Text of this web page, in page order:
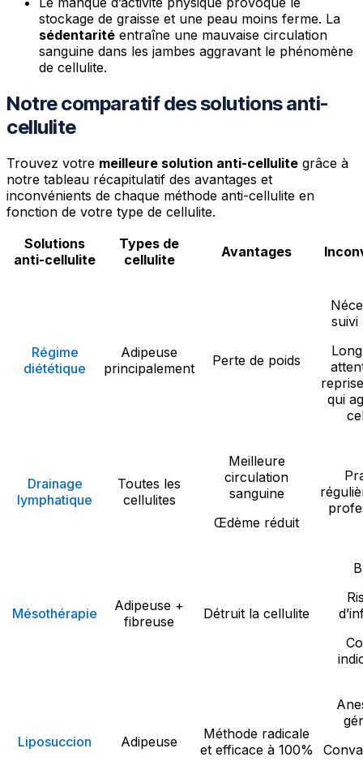
stockage de graisse et une peau moins ferme. La
sédentarité entraîne une mauvaise circulation
sanguine dans les jambes aggravant le phénomène
de cellulite.
Notre comparatif des solutions anti-
cellulite
Trouvez votre meilleure solution anti-cellulite grâce à
notre tableau récapitulatif des avantages et
inconvénients de chaque méthode anti-cellulite en
fonction de votre type de cellulite.
Solutions
anti-cellulite
Types de
cellulite
Avantages
Régime
diététique
Adipeuse
principalement
Perte de poids
suivi
qui
Drainage
lymphatique
Toutes les
cellulites
Meilleure
circulation
sanguine
Œdème réduit
Mésothérapie
Adipeuse +
fibreuse
Détruit la cellulite
Liposuccion Adipeuse
Méthode radicale
et efficace à 100%